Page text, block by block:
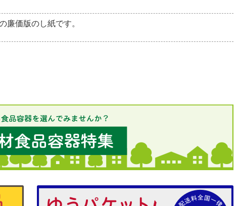
廉価版のし紙です。